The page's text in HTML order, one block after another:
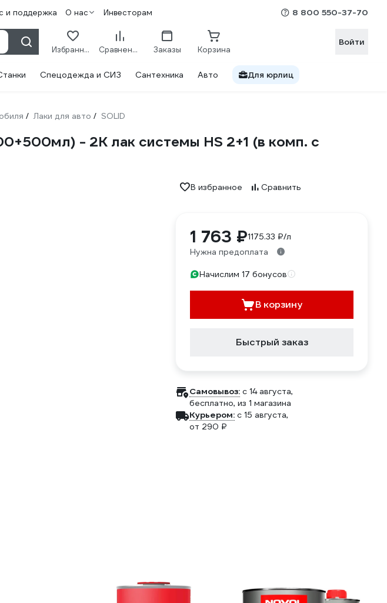
и поддержка О нас Инвесторам 8 800 550-37-70
Избранное Сравнение Заказы Корзина
Войти
Спецодежда и СИЗ Сантехника Авто Для юрлиц
/ Лаки для авто / SOLID
- 2K лак системы HS 2+1 (в комп. с
В избранное Сравнить
1 763 ₽1175.33 ₽/л
Нужна предоплата
Начислим 17 бонусов
В корзину
Быстрый заказ
Самовывоз: c 14 августа,
бесплатно, из 1 магазина
Курьером: c 15 августа,
от 290 ₽